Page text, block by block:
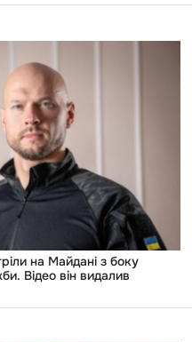
на Майдані з боку
Відео він видалив